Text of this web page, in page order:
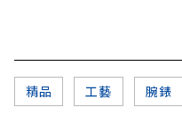
精品 工藝 腕錶